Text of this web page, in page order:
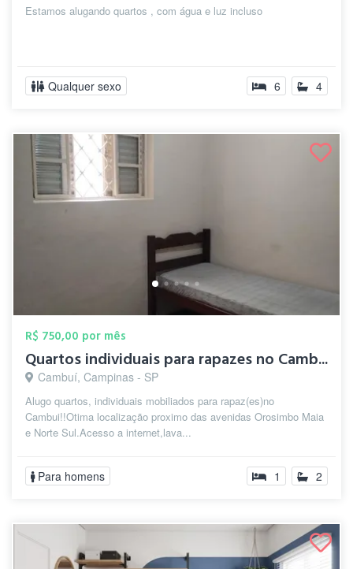
Estamos alugando quartos , com água e luz incluso
Qualquer sexo 6 4
R$ 750,00 por mês
Quartos individuais para rapazes no Camb...
Cambuí, Campinas - SP
Alugo quartos, individuais mobiliados para rapaz(es)no
Cambui!!Otima localização proximo das avenidas Orosimbo Maia
e Norte Sul.Acesso a internet,lava...
Para homens 1 2